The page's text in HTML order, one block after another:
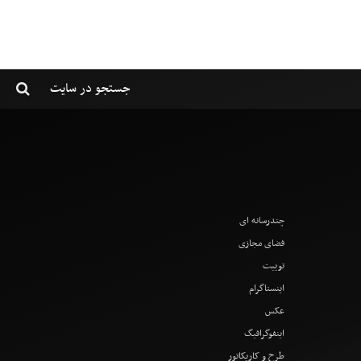
چندرسانه ای
فضای مجازی
توییت
اینستاگرام
عکس
اینفوگرافیگ
طرح و کاریکاتور